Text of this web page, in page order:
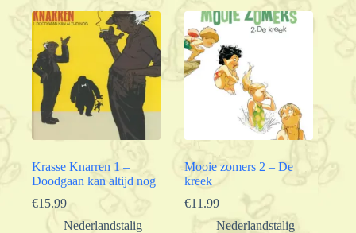
Krasse Knarren 1 –
Doodgaan kan altijd nog
€15.99
Nederlandstalig
Mooie zomers 2 – De
kreek
€11.99
Nederlandstalig